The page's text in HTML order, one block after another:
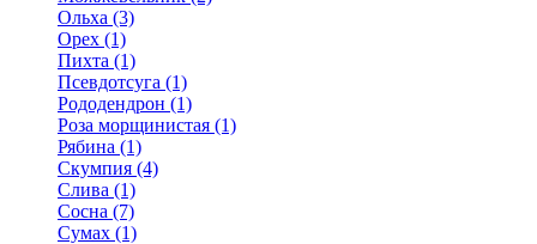
Ольха (3)
Орех (1)
Пихта (1)
Псевдотсуга (1)
Рододендрон (1)
Роза морщинистая (1)
Рябина (1)
Скумпия (4)
Слива (1)
Сосна (7)
Сумах (1)